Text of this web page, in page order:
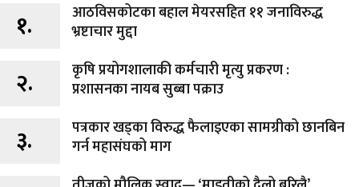
१.
आठविसकोटका बहाल मेयरसहित ११ जनाविरुद्ध
भ्रष्टाचार मुद्दा
२.
कृषि प्रयोगशालाकी कर्मचारी मृत्यु प्रकरण :
प्रशासनका नायब सुब्बा पक्राउ
३.
पत्रकार खड्का विरुद्ध फैलाइएका सामग्रीको छानबिन
गर्न महासंघको माग